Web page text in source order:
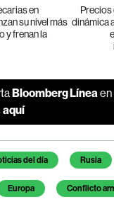
en
su nivel más
y frenan la
Precios
dinámica
Bloomberg Líneaen
aquí
artículo
del día Rusia
Europa Conflicto